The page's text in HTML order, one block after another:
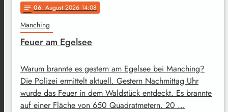
notes 06. August 2026 14:08
Manching
Feuer am Egelsee
Warum brannte es gestern am Egelsee bei Manching?
Die Polizei ermittelt aktuell. Gestern Nachmittag Uhr
wurde das Feuer in dem Waldstück entdeckt. Es brannte
auf einer Fläche von 650 Quadratmetern. 20 …